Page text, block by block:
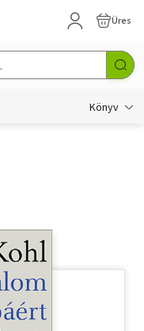
Üres
Könyv